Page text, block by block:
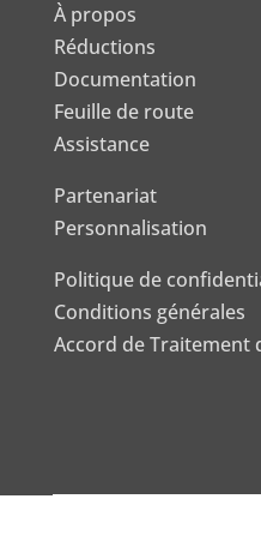
À propos
Réductions
Documentation
Feuille de route
Assistance
Partenariat
Personnalisation
Politique de
Conditions générales
Accord de Traitement